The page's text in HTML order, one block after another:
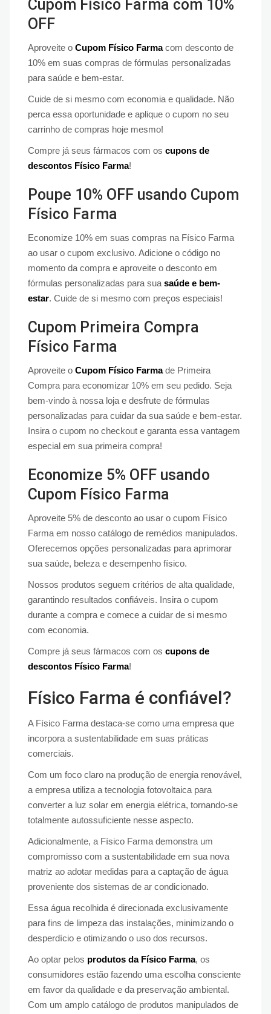
Cupom Físico Farma com 10%
OFF
Aproveite o Cupom Físico Farmacom desconto de
10% em suas compras de fórmulas personalizadas
para saúde e bem-estar.
Cuide de si mesmo com economia e qualidade. Não
perca essa oportunidade e aplique o cupom no seu
carrinho de compras hoje mesmo!
Compre já seus fármacos com os cupons de
descontos Físico Farma!
Poupe 10% OFF usando Cupom
Físico Farma
Economize 10% em suas compras na Físico Farma
ao usar o cupom exclusivo. Adicione o código no
momento da compra e aproveite o desconto em
fórmulas personalizadas para sua saúde e bem-
estar. Cuide de si mesmo com preços especiais!
Cupom Primeira Compra
Físico Farma
Aproveite o Cupom Físico Farmade Primeira
Compra para economizar 10% em seu pedido. Seja
bem-vindo à nossa loja e desfrute de fórmulas
personalizadas para cuidar da sua saúde e bem-estar.
Insira o cupom no checkout e garanta essa vantagem
especial em sua primeira compra!
Economize 5% OFF usando
Cupom Físico Farma
Aproveite 5% de desconto ao usar o cupom Físico
Farma em nosso catálogo de remédios manipulados.
Oferecemos opções personalizadas para aprimorar
sua saúde, beleza e desempenho físico.
Nossos produtos seguem critérios de alta qualidade,
garantindo resultados confiáveis. Insira o cupom
durante a compra e comece a cuidar de si mesmo
com economia.
Compre já seus fármacos com os cupons de
descontos Físico Farma!
Físico Farma é confiável?
A Físico Farma destaca-se como uma empresa que
incorpora a sustentabilidade em suas práticas
comerciais.
Com um foco claro na produção de energia renovável,
a empresa utiliza a tecnologia fotovoltaica para
converter a luz solar em energia elétrica, tornando-se
totalmente autossuficiente nesse aspecto.
Adicionalmente, a Físico Farma demonstra um
compromisso com a sustentabilidade em sua nova
matriz ao adotar medidas para a captação de água
proveniente dos sistemas de ar condicionado.
Essa água recolhida é direcionada exclusivamente
para fins de limpeza das instalações, minimizando o
desperdício e otimizando o uso dos recursos.
Ao optar pelos produtos da Físico Farma, os
consumidores estão fazendo uma escolha consciente
em favor da qualidade e da preservação ambiental.
Com um amplo catálogo de produtos manipulados de